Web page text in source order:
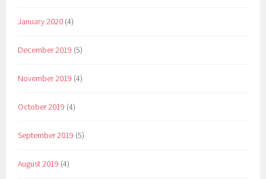
January 2020 (4)
December 2019 (5)
November 2019 (4)
October 2019 (4)
September 2019 (5)
August 2019 (4)